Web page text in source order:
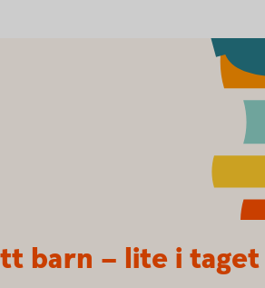
barn – lite i taget